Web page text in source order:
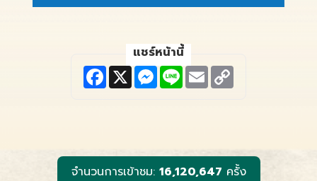
แชร์หน้านี้
F
a
c
X M
e
s
r
L
n
E
m
a
k
จำนวนการเข้าชม: 16,120,647 ครั้ง